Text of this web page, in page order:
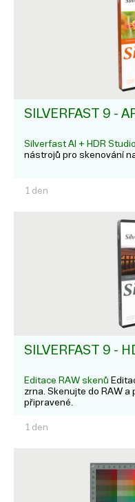
SILVERFAST 9 -
Silverfast AI + HDR Studio
nástrojů pro skenování
1 den
SILVERFAST 9 -
Editace RAW skenů
zrna. Skenujte do RAW
připravené.
1 den